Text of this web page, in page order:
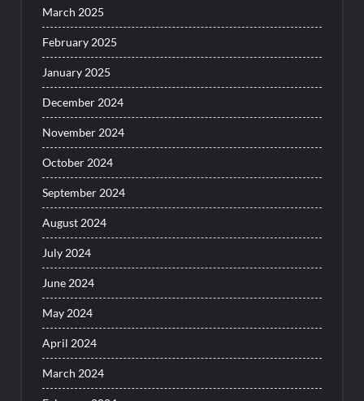
March 2025
February 2025
January 2025
December 2024
November 2024
October 2024
September 2024
August 2024
July 2024
June 2024
May 2024
April 2024
March 2024